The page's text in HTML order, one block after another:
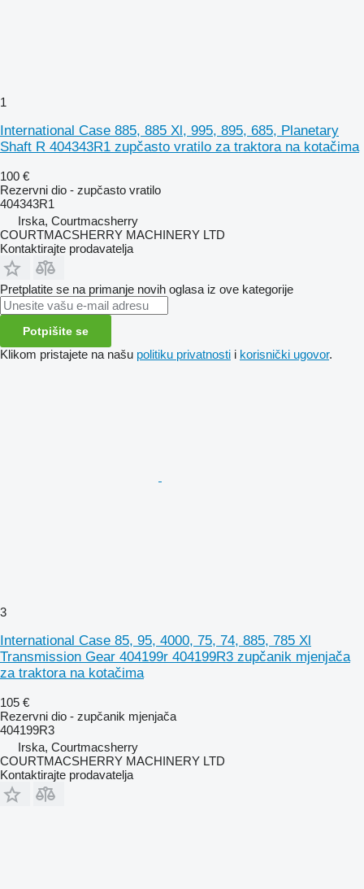
1
International Case 885, 885 Xl, 995, 895, 685, Planetary
Shaft R 404343R1 zupčasto vratilo za traktora na kotačima
100 €
Rezervni dio - zupčasto vratilo
404343R1
Irska, Courtmacsherry
COURTMACSHERRY MACHINERY LTD
Kontaktirajte prodavatelja
Pretplatite se na primanje novih oglasa iz ove kategorije
Potpišite se
Klikom pristajete na našu politiku privatnosti i korisnički ugovor.
3
International Case 85, 95, 4000, 75, 74, 885, 785 Xl
Transmission Gear 404199r 404199R3 zupčanik mjenjača
za traktora na kotačima
105 €
Rezervni dio - zupčanik mjenjača
404199R3
Irska, Courtmacsherry
COURTMACSHERRY MACHINERY LTD
Kontaktirajte prodavatelja